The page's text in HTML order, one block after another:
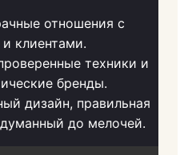
отношения с
клиентами.
техники и
бренды.
дизайн, правильная
до мелочей.